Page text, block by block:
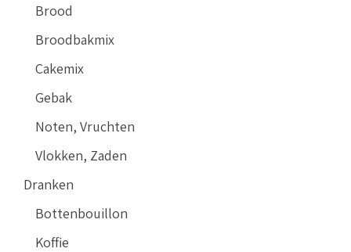
Brood
Broodbakmix
Cakemix
Gebak
Noten, Vruchten
Vlokken, Zaden
Dranken
Bottenbouillon
Koffie